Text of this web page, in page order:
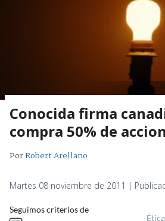
Conocida firma
compra 50% de
PorRobert Arellano
Martes 08 noviembre de 2011 |
Seguimos criterios de